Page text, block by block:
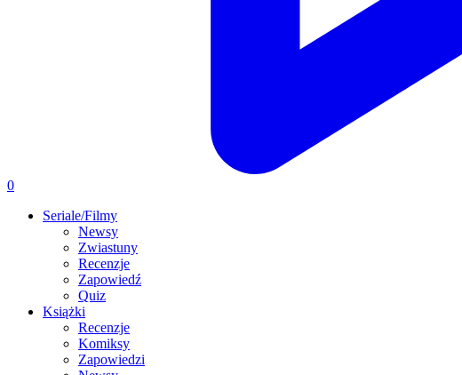
0
Seriale/Filmy
Newsy
Zwiastuny
Recenzje
Zapowiedź
Quiz
Książki
Recenzje
Komiksy
Zapowiedzi